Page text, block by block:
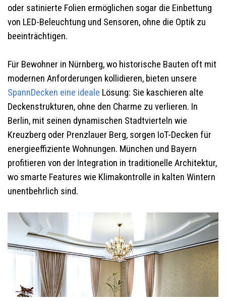
oder satinierte Folien ermöglichen sogar die Einbettung
von LED-Beleuchtung und Sensoren, ohne die Optik zu
beeinträchtigen.
Für Bewohner in Nürnberg, wo historische Bauten oft mit
modernen Anforderungen kollidieren, bieten unsere
SpannDecken eine ideale Lösung: Sie kaschieren alte
Deckenstrukturen, ohne den Charme zu verlieren. In
Berlin, mit seinen dynamischen Stadtvierteln wie
Kreuzberg oder Prenzlauer Berg, sorgen IoT-Decken für
energieeffiziente Wohnungen. München und Bayern
profitieren von der Integration in traditionelle Architektur,
wo smarte Features wie Klimakontrolle in kalten Wintern
unentbehrlich sind.